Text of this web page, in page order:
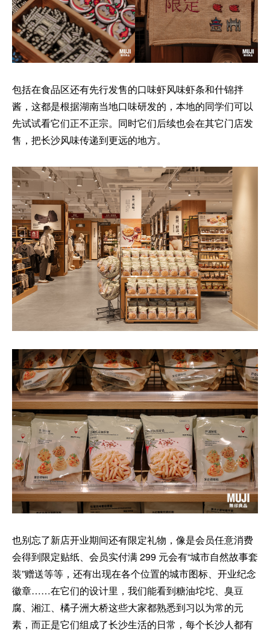
包括在食品区还有先行发售的口味虾风味虾条和什锦拌
酱，这都是根据湖南当地口味研发的，本地的同学们可以
先试试看它们正不正宗。同时它们后续也会在其它门店发
售，把长沙风味传递到更远的地方。
也别忘了新店开业期间还有限定礼物，像是会员任意消费
会得到限定贴纸、会员实付满 299 元会有“城市自然故事套
装”赠送等等，还有出现在各个位置的城市图标、开业纪念
徽章……在它们的设计里，我们能看到糖油坨坨、臭豆
腐、湘江、橘子洲大桥这些大家都熟悉到习以为常的元
素，而正是它们组成了长沙生活的日常，每个长沙人都有